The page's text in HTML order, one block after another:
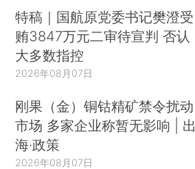
特稿｜国航原党委书记樊澄受
贿3847万元二审待宣判 否认
大多数指控
2026年08月07日
刚果（金）铜钴精矿禁令扰动
市场 多家企业称暂无影响 | 出
海·政策
2026年08月07日